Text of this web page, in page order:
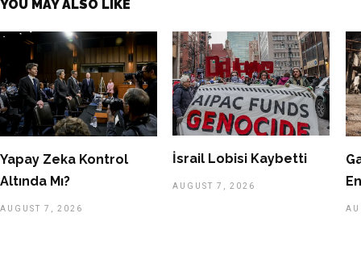
YOU MAY ALSO LIKE
Yapay Zeka Kontrol
Altında Mı?
AUGUST 7, 2026
İsrail Lobisi Kaybetti
AUGUST 7, 2026